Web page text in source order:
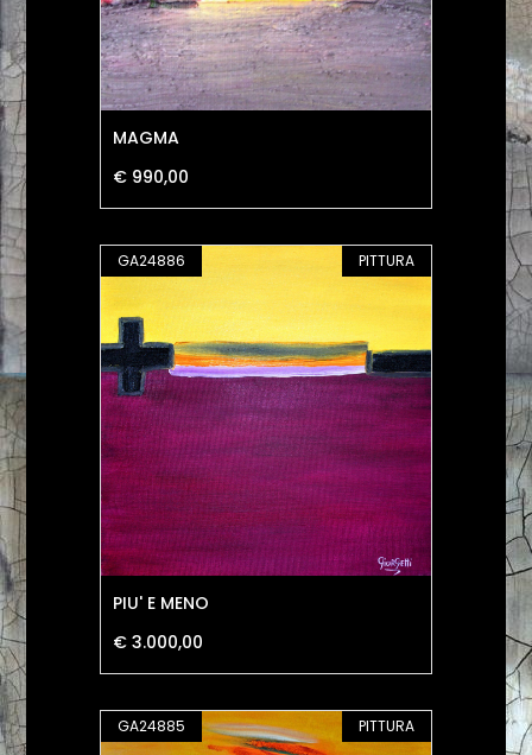
MAGMA
€ 990,00
GA24886 PITTURA
PIU' E MENO
€ 3.000,00
GA24885 PITTURA